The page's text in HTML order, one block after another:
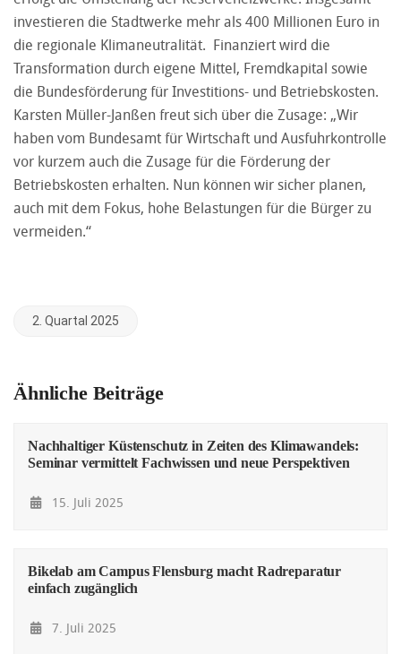
investieren die Stadtwerke mehr als 400 Millionen Euro in
die regionale Klimaneutralität. Finanziert wird die
Transformation durch eigene Mittel, Fremdkapital sowie
die Bundesförderung für Investitions- und Betriebskosten.
Karsten Müller-Janßen freut sich über die Zusage: „Wir
haben vom Bundesamt für Wirtschaft und Ausfuhrkontrolle
vor kurzem auch die Zusage für die Förderung der
Betriebskosten erhalten. Nun können wir sicher planen,
auch mit dem Fokus, hohe Belastungen für die Bürger zu
vermeiden.“
2. Quartal 2025
Ähnliche Beiträge
Nachhaltiger Küstenschutz in Zeiten des Klimawandels:
Seminar vermittelt Fachwissen und neue Perspektiven
15. Juli 2025
Bikelab am Campus Flensburg macht Radreparatur
einfach zugänglich
7. Juli 2025